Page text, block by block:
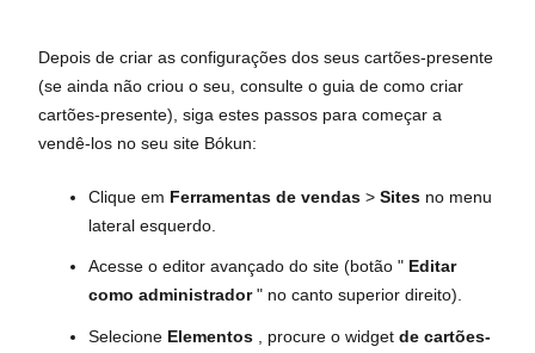
Depois de criar as configurações dos seus cartões-presente
(se ainda não criou o seu, consulte o guia de como criar
cartões-presente), siga estes passos para começar a
vendê-los no seu site Bókun:
Clique em Ferramentas de vendas > Sites no menu
lateral esquerdo.
Acesse o editor avançado do site (botão " Editar
como administrador" no canto superior direito).
Selecione Elementos , procure o widget de cartões-